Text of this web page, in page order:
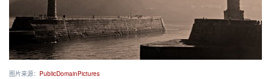
图片来源： PublicDomainPictures